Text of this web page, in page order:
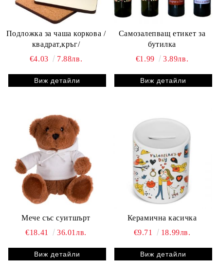
Подложка за чаша коркова /
квадрат,кръг/
€4.03
7.88лв.
Виж детайли
Самозалепващ етикет за
бутилка
€1.99
3.89лв.
Виж детайли
Мече със суитшърт
€18.41
36.01лв.
Виж детайли
Керамична касичка
€9.71
18.99лв.
Виж детайли